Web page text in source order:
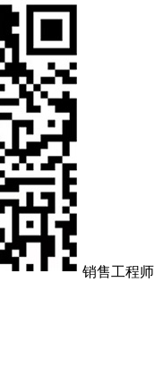
销售工程师